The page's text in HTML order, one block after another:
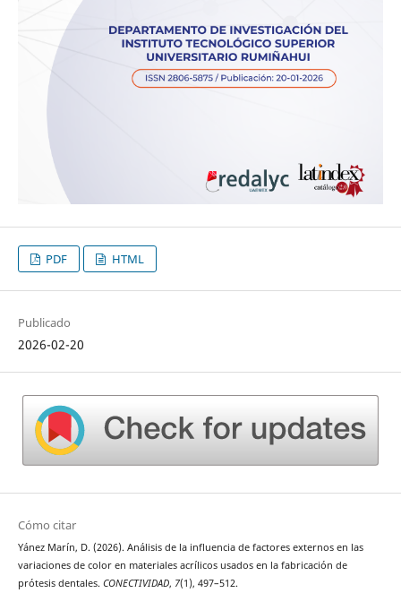
PDF HTML
Publicado
2026-02-20
Cómo citar
Yánez Marín, D. (2026). Análisis de la influencia de factores externos en las
variaciones de color en materiales acrílicos usados en la fabricación de
prótesis dentales. CONECTIVIDAD, 7(1), 497–512.